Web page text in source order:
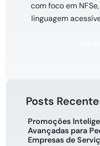
com foco em
linguagem
Posts
Promoções
Avançadas para
Empresas de